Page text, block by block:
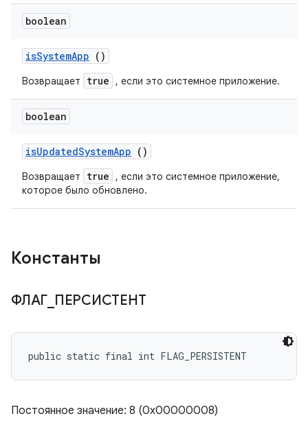
boolean
isSystemApp ()
Возвращает true , если это системное приложение.
boolean
isUpdatedSystemApp ()
Возвращает true
, если это системное приложение,
которое было обновлено.
Константы
ФЛАГ ПЕРСИСТЕНТ
public static final int FLAG_PERSISTENT
Постоянное значение: 8 (0x00000008)